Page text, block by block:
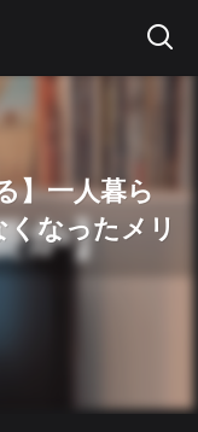
】一人暮ら
なったメリ